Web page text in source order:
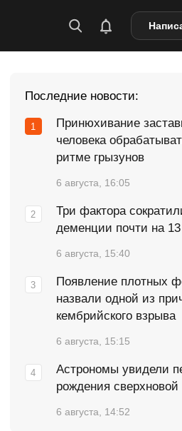
Последние новости:
Принюхивание
человека
ритме грызунов
6 августа, 16:05
Три фактора
деменции почти на 13
6 августа, 15:40
Появление плотных
назвали одной из
кембрийского взрыва
6 августа, 15:15
Астрономы увидели
рождения сверхновой
6 августа, 14:52